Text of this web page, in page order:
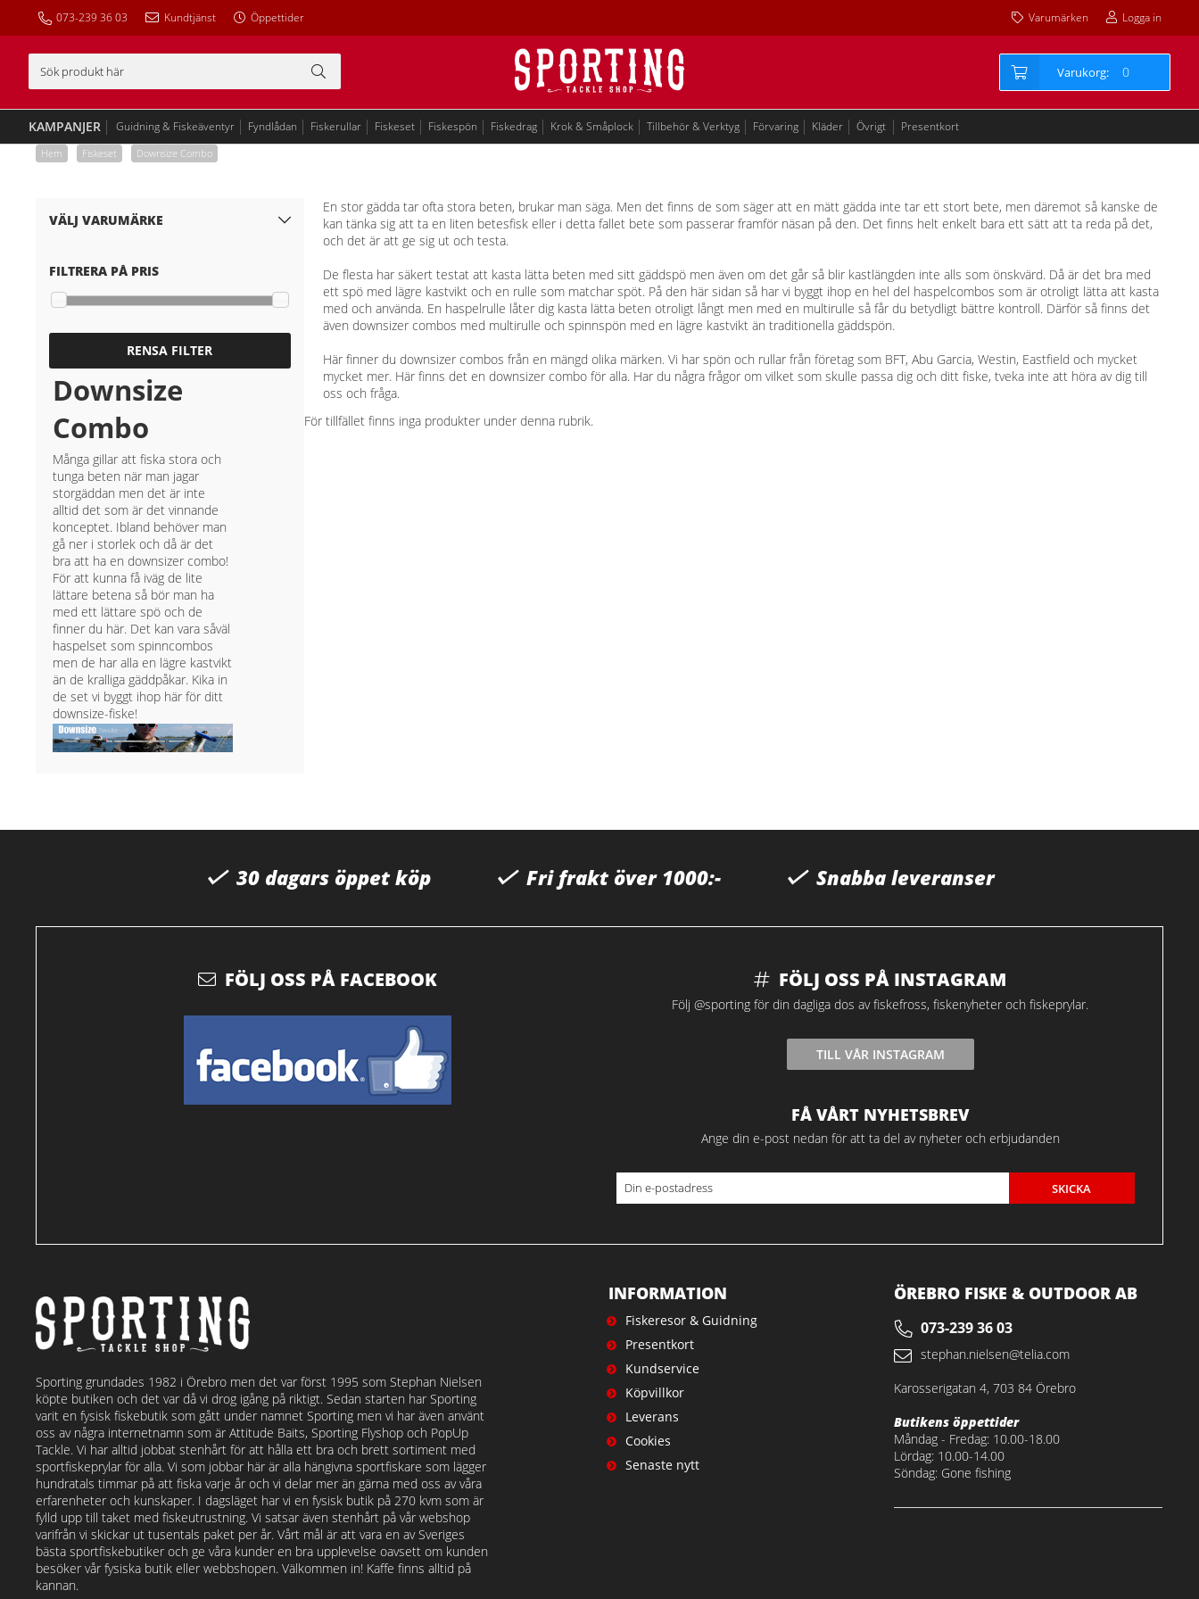
073-239 36 03 Kundtjänst Öppettider Varumärken Logga in
0
Guidning & Fiskeäventyr Fyndlådan Fiskerullar Fiskeset Fiskespön Fiskedrag Krok & Småplock Tillbehör & Verktyg Förvaring Kläder Övrigt
KAMPANJER Presentkort
Hem Fiskeset Downsize Combo
VÄLJ VARUMÄRKE
FILTRERA PÅ PRIS
RENSA FILTER
Downsize
Combo
Många gillar att fiska stora och
tunga beten när man jagar
storgäddan men det är inte
alltid det som är det vinnande
konceptet. Ibland behöver man
gå ner i storlek och då är det
bra att ha en downsizer combo!
För att kunna få iväg de lite
lättare betena så bör man ha
med ett lättare spö och de
finner du här. Det kan vara såväl
haspelset som spinncombos
men de har alla en lägre kastvikt
än de kralliga gäddpåkar. Kika in
de set vi byggt ihop här för ditt
downsize-fiske!
En stor gädda tar ofta stora beten, brukar man säga. Men det finns de som säger att en mätt gädda inte tar ett stort bete, men däremot så kanske de
kan tänka sig att ta en liten betesfisk eller i detta fallet bete som passerar framför näsan på den. Det finns helt enkelt bara ett sätt att ta reda på det,
och det är att ge sig ut och testa.
De flesta har säkert testat att kasta lätta beten med sitt gäddspö men även om det går så blir kastlängden inte alls som önskvärd. Då är det bra med
ett spö med lägre kastvikt och en rulle som matchar spöt. På den här sidan så har vi byggt ihop en hel del haspelcombos som är otroligt lätta att kasta
med och använda. En haspelrulle låter dig kasta lätta beten otroligt långt men med en multirulle så får du betydligt bättre kontroll. Därför så finns det
även downsizer combos med multirulle och spinnspön med en lägre kastvikt än traditionella gäddspön.
Här finner du downsizer combos från en mängd olika märken. Vi har spön och rullar från företag som BFT, Abu Garcia, Westin, Eastfield och mycket
mycket mer. Här finns det en downsizer combo för alla. Har du några frågor om vilket som skulle passa dig och ditt fiske, tveka inte att höra av dig till
oss och fråga.
För tillfället finns inga produkter under denna rubrik.
30 dagars öppet köp Fri frakt över 1000:- Snabba leveranser
FÖLJ OSS PÅ FACEBOOK FÖLJ OSS PÅ INSTAGRAM
Följ @sporting för din dagliga dos av fiskefross, fiskenyheter och fiskeprylar.
TILL VÅR INSTAGRAM
FÅ VÅRT NYHETSBREV
Ange din e-post nedan för att ta del av nyheter och erbjudanden
SKICKA
Sporting grundades 1982 i Örebro men det var först 1995 som Stephan Nielsen
köpte butiken och det var då vi drog igång på riktigt. Sedan starten har Sporting
varit en fysisk fiskebutik som gått under namnet Sporting men vi har även använt
oss av några internetnamn som är Attitude Baits, Sporting Flyshop och PopUp
Tackle. Vi har alltid jobbat stenhårt för att hålla ett bra och brett sortiment med
sportfiskeprylar för alla. Vi som jobbar här är alla hängivna sportfiskare som lägger
hundratals timmar på att fiska varje år och vi delar mer än gärna med oss av våra
erfarenheter och kunskaper. I dagsläget har vi en fysisk butik på 270 kvm som är
fylld upp till taket med fiskeutrustning. Vi satsar även stenhårt på vår webshop
varifrån vi skickar ut tusentals paket per år. Vårt mål är att vara en av Sveriges
bästa sportfiskebutiker och ge våra kunder en bra upplevelse oavsett om kunden
besöker vår fysiska butik eller webbshopen. Välkommen in! Kaffe finns alltid på
kannan.
INFORMATION
Fiskeresor & Guidning
Presentkort
Kundservice
Köpvillkor
Leverans
Cookies
Senaste nytt
ÖREBRO FISKE & OUTDOOR AB
073-239 36 03
stephan.nielsen@telia.com
Karosserigatan 4, 703 84 Örebro
Butikens öppettider
Måndag - Fredag: 10.00-18.00
Lördag: 10.00-14.00
Söndag: Gone fishing